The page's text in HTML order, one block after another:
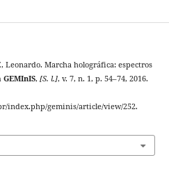
Leonardo. Marcha holográfica: espectros
GEMInIS, [S. l.], v. 7, n. 1, p. 54–74, 2016.
index.php/geminis/article/view/252.